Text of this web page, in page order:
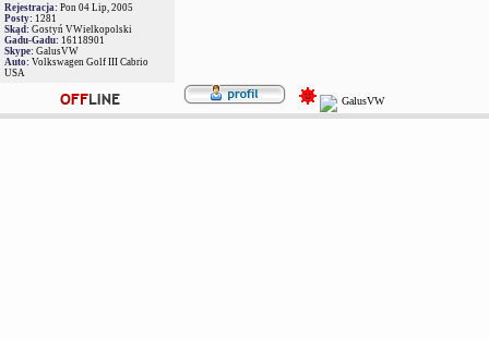
Rejestracja: Pon 04 Lip, 2005
Posty: 1281
Skąd: Gostyń VWielkopolski
Gadu-Gadu: 16118901
Skype: GalusVW
Auto: Volkswagen Golf III Cabrio
USA